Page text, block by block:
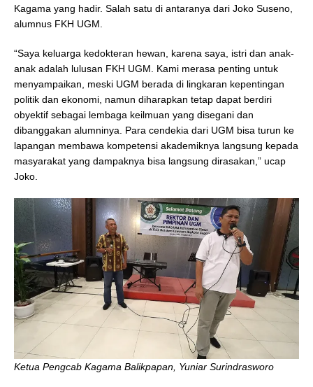
Kagama yang hadir. Salah satu di antaranya dari Joko Suseno,
alumnus FKH UGM.
“Saya keluarga kedokteran hewan, karena saya, istri dan anak-
anak adalah lulusan FKH UGM. Kami merasa penting untuk
menyampaikan, meski UGM berada di lingkaran kepentingan
politik dan ekonomi, namun diharapkan tetap dapat berdiri
obyektif sebagai lembaga keilmuan yang disegani dan
dibanggakan alumninya. Para cendekia dari UGM bisa turun ke
lapangan membawa kompetensi akademiknya langsung kepada
masyarakat yang dampaknya bisa langsung dirasakan,” ucap
Joko.
Ketua Pengcab Kagama Balikpapan, Yuniar Surindrasworo